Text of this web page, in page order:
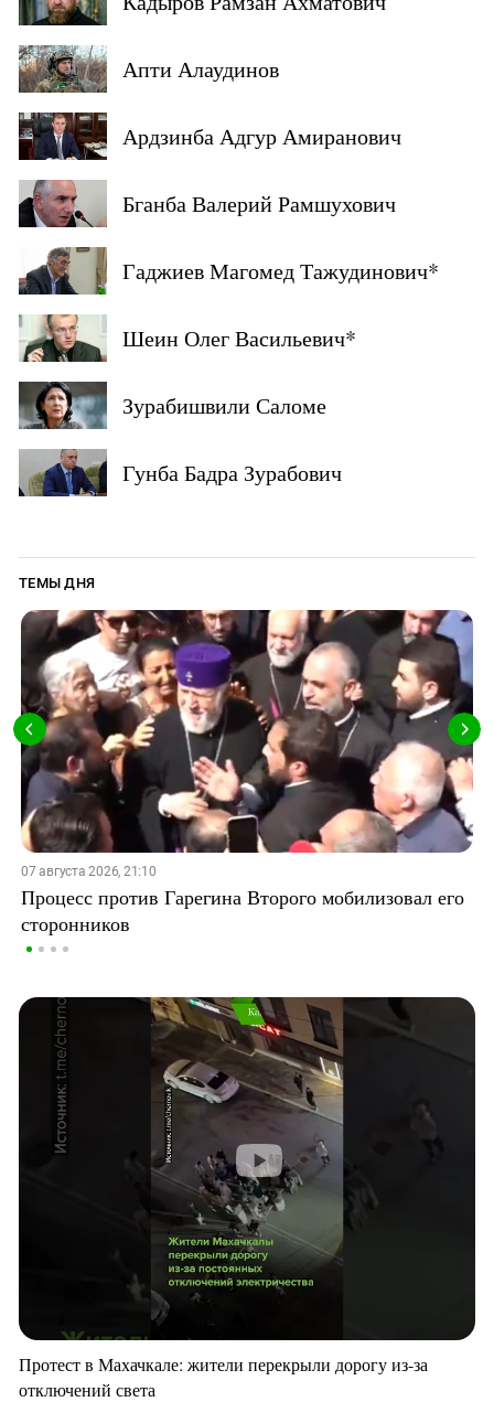
Апти Алаудинов
Ардзинба Адгур Амиранович
Бганба Валерий Рамшухович
Гаджиев Магомед Тажудинович*
Шеин Олег Васильевич*
Зурабишвили Саломе
Гунба Бадра Зурабович
ТЕМЫ ДНЯ
07 августа 2026, 21:10
Процесс против Гарегина Второго мобилизовал его
сторонников
Протест в Махачкале: жители перекрыли дорогу из-за
отключений света